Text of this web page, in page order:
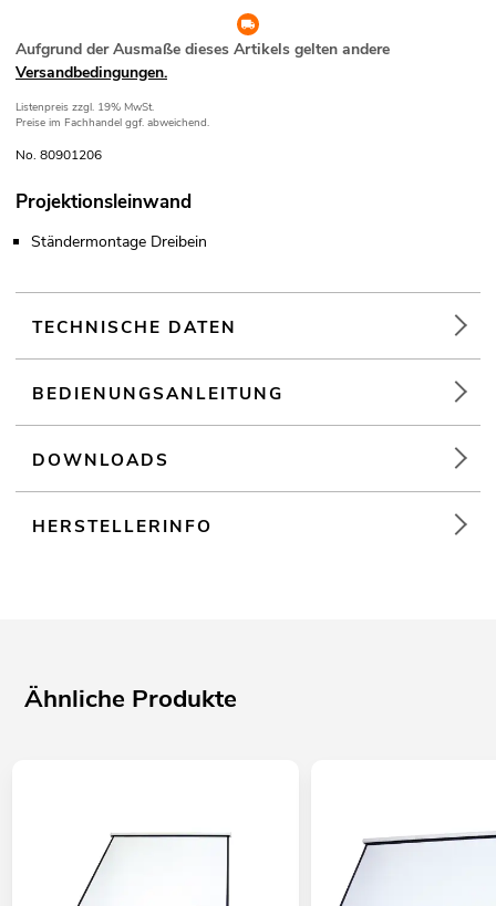
Aufgrund der Ausmaße dieses Artikels gelten andere
Versandbedingungen.
Listenpreis zzgl. 19% MwSt.
Preise im Fachhandel ggf. abweichend.
No. 80901206
Projektionsleinwand
Ständermontage Dreibein
TECHNISCHE DATEN
BEDIENUNGSANLEITUNG
DOWNLOADS
HERSTELLERINFO
Ähnliche Produkte